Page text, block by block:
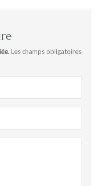
Les champs obligatoires